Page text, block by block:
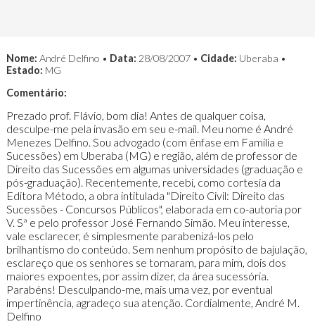
Nome: André Delfino • Data: 28/08/2007 • Cidade: Uberaba •
Estado: MG
Comentário:
Prezado prof. Flávio, bom dia! Antes de qualquer coisa,
desculpe-me pela invasão em seu e-mail. Meu nome é André
Menezes Delfino. Sou advogado (com ênfase em Família e
Sucessões) em Uberaba (MG) e região, além de professor de
Direito das Sucessões em algumas universidades (graduação e
pós-graduação). Recentemente, recebi, como cortesia da
Editora Método, a obra intitulada "Direito Civil: Direito das
Sucessões - Concursos Públicos", elaborada em co-autoria por
V. Sª e pelo professor José Fernando Simão. Meu interesse,
vale esclarecer, é simplesmente parabenizá-los pelo
brilhantismo do conteúdo. Sem nenhum propósito de bajulação,
esclareço que os senhores se tornaram, para mim, dois dos
maiores expoentes, por assim dizer, da área sucessória.
Parabéns! Desculpando-me, mais uma vez, por eventual
impertinência, agradeço sua atenção. Cordialmente, André M.
Delfino